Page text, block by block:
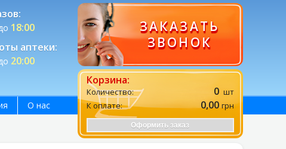
18:00
аптеки:
20:00
ЗАКАЗАТЬ
ЗВОНОК
Корзина:
Количество: 0 шт
К оплате:
0,00 грн
Оформить заказ
О нас